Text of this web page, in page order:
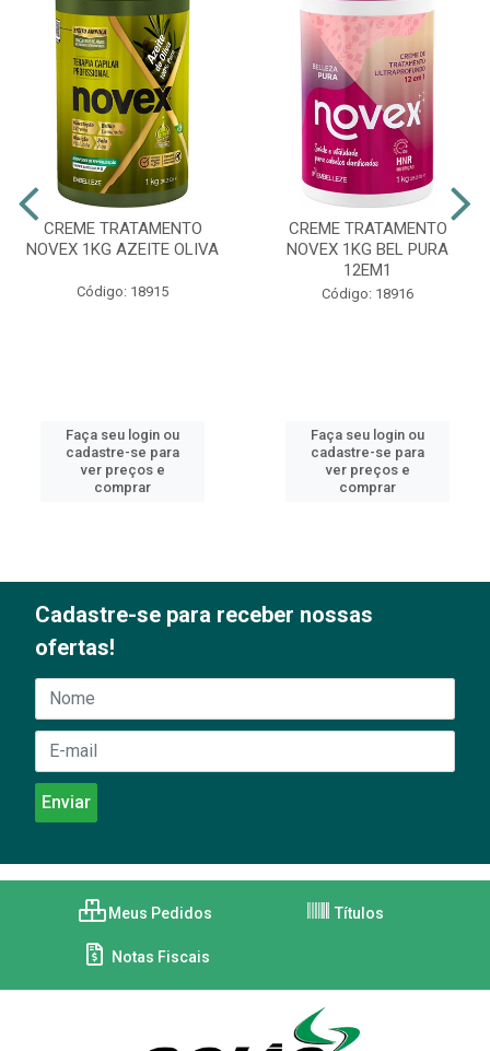
CREME TRATAMENTO
NOVEX 1KG AZEITE OLIVA
Código: 18915
Faça seu login ou
cadastre-se para
ver preços e
comprar
CREME TRATAMENTO
NOVEX 1KG BEL PURA
12EM1
Código: 18916
Faça seu login ou
cadastre-se para
ver preços e
comprar
Cadastre-se para receber nossas
ofertas!
Meus Pedidos Títulos
Notas Fiscais